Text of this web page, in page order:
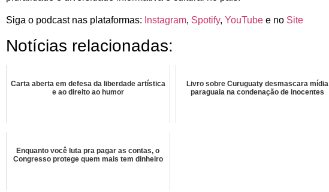
Siga o podcast nas plataformas: Instagram, Spotify, YouTube e no Site
Notícias relacionadas:
Carta aberta em defesa da liberdade artística
e ao direito ao humor
Livro sobre Curuguaty desmascara mídia
paraguaia na condenação de inocentes
Enquanto você luta pra pagar as contas, o
Congresso protege quem mais tem dinheiro